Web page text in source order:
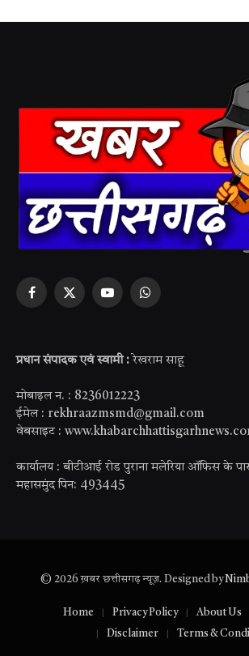
Facebook
X
YouTubeWhatsApp
प्रधान संपादक एवं स्वामी : रेखराम साहू
मोबाइल न. : 8236012223
ईमेल : rekhraazmsmd@gmail.com
वेबसाइट :
कार्यालय : बीटीआई रोड पुराना मलेरिया ऑफिस के
महासमुंद पिन: 493445
© 2026 ख़बर छत्तीसगढ़ न्यूज़. Designed by
Home Privacy Policy About Us
Disclaimer
Terms &